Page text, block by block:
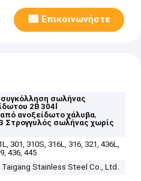
Επικοινωνήστε
συγκόλληση σωλήνας
2B 304l
ανοξείδωτο χάλυβα,
Στρογγυλός σωλήνας χωρίς
301, 310S, 316L, 316, 321, 436L,
436, 445
Taigang Stainless Steel Co., Ltd.